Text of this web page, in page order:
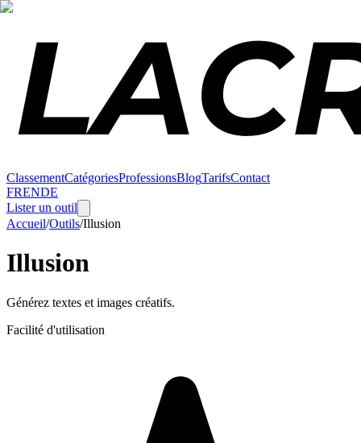
ClassementCatégoriesProfessionsBlogTarifsContact
FRENDE
Lister un outil
Accueil/Outils/Illusion
Illusion
Générez textes et images créatifs.
Facilité d'utilisation